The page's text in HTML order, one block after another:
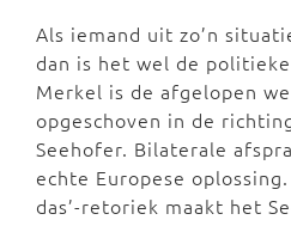
Als iemand uit zo’n
dan is het wel de
Merkel is de afgelopen
opgeschoven in de
Seehofer. Bilaterale
echte Europese
das’-retoriek maakt het